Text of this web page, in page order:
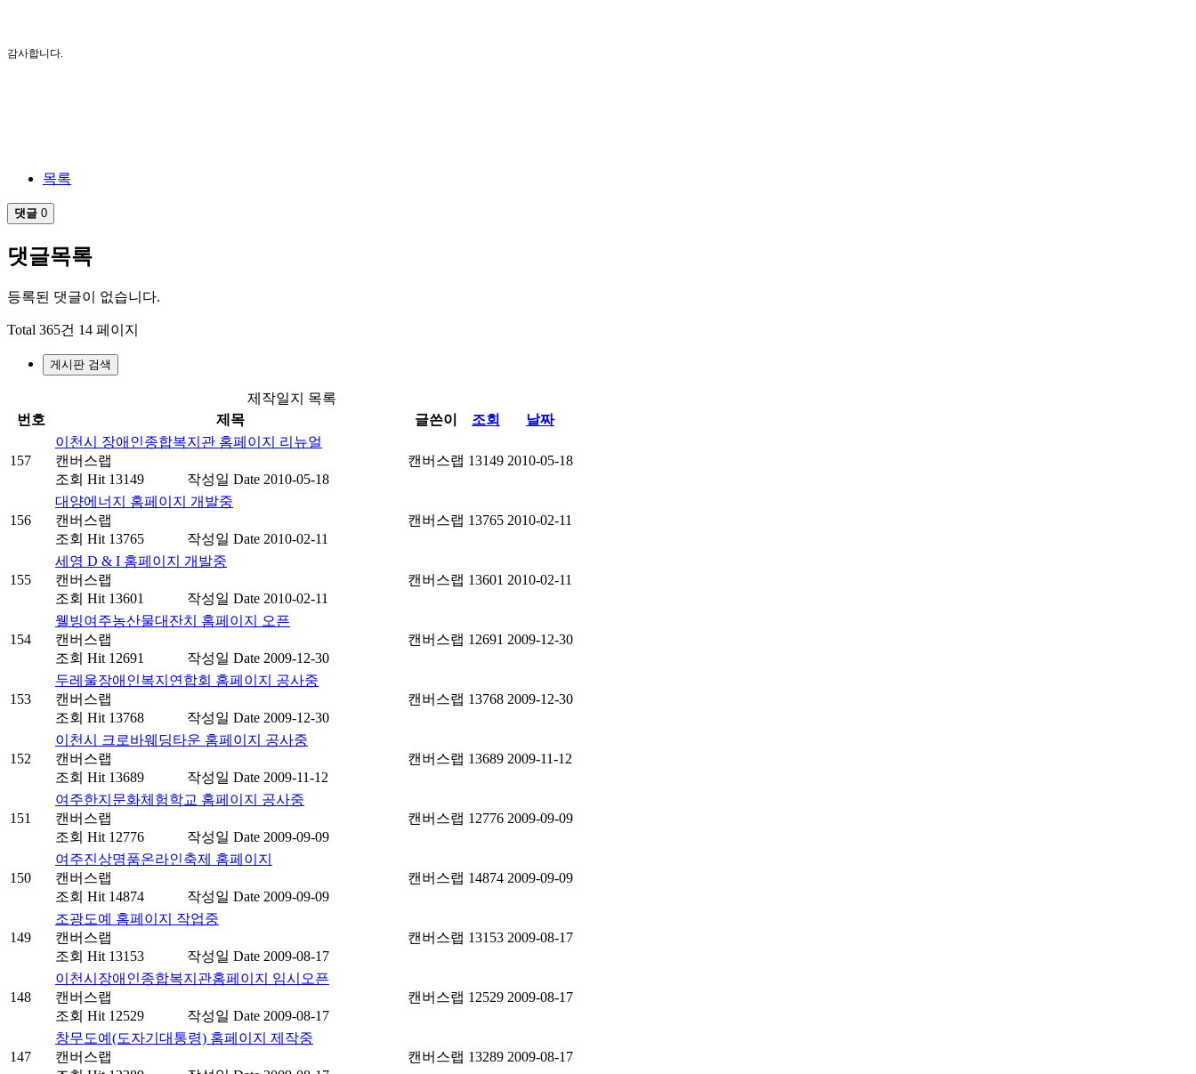
감사합니다.
목록
댓글 0
댓글목록
등록된 댓글이 없습니다.
Total 365건 14 페이지
게시판 검색
제작일지 목록
번호
제목 글쓴이 조회 날짜
157
이천시 장애인종합복지관 홈페이지 리뉴얼
캔버스랩
조회 Hit 13149 작성일 Date 2010-05-18
캔버스랩 13149 2010-05-18
156
대양에너지 홈페이지 개발중
캔버스랩
조회 Hit 13765 작성일 Date 2010-02-11
캔버스랩 13765 2010-02-11
155
세영 D & I 홈페이지 개발중
캔버스랩
조회 Hit 13601 작성일 Date 2010-02-11
캔버스랩 13601 2010-02-11
154
웰빙여주농산물대잔치 홈페이지 오픈
캔버스랩
조회 Hit 12691 작성일 Date 2009-12-30
캔버스랩 12691 2009-12-30
153
두레울장애인복지연합회 홈페이지 공사중
캔버스랩
조회 Hit 13768 작성일 Date 2009-12-30
캔버스랩 13768 2009-12-30
152
이천시 크로바웨딩타운 홈페이지 공사중
캔버스랩
조회 Hit 13689 작성일 Date 2009-11-12
캔버스랩 13689 2009-11-12
151
여주한지문화체험학교 홈페이지 공사중
캔버스랩
조회 Hit 12776 작성일 Date 2009-09-09
캔버스랩 12776 2009-09-09
150
여주진상명품온라인축제 홈페이지
캔버스랩
조회 Hit 14874 작성일 Date 2009-09-09
캔버스랩 14874 2009-09-09
149
조광도예 홈페이지 작업중
캔버스랩
조회 Hit 13153 작성일 Date 2009-08-17
캔버스랩 13153 2009-08-17
148
이천시장애인종합복지관홈페이지 임시오픈
캔버스랩
조회 Hit 12529 작성일 Date 2009-08-17
캔버스랩 12529 2009-08-17
147
창무도예(도자기대통령) 홈페이지 제작중
캔버스랩
캔버스랩 13289 2009-08-17